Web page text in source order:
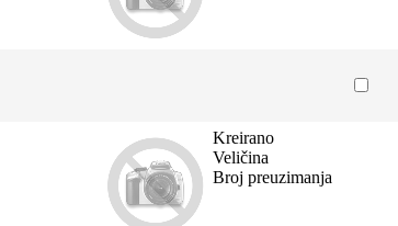
Kreirano
Veličina
Broj preuzimanja